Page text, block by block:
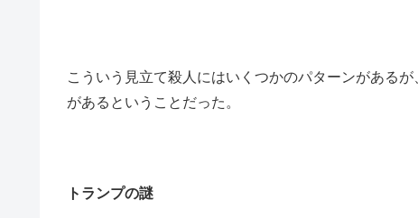
こういう見立て殺人にはいくつかのパターンがある
があるということだった。
トランプの謎